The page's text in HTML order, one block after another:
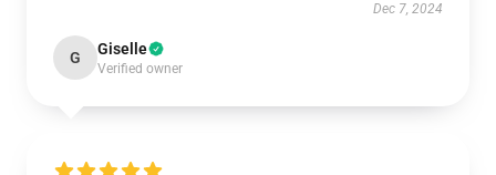
Dec 7, 2024
G Giselle
Verified owner